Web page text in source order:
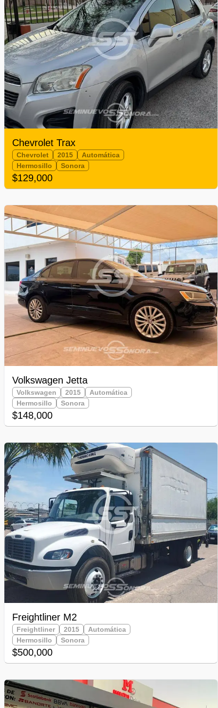
Chevrolet Trax
Chevrolet 2015
Automática
Hermosillo
Sonora
$129,000
Volkswagen Jetta
Volkswagen 2015
Automática
Hermosillo
Sonora
$148,000
Freightliner M2
Freightliner 2015
Automática
Hermosillo
Sonora
$500,000